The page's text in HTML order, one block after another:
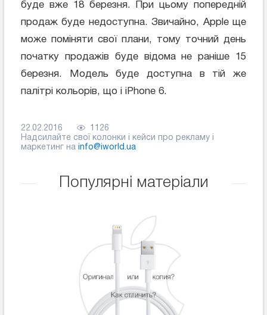
буде вже 18 березня. При цьому попередній
продаж буде недоступна. Звичайно, Apple ще
може поміняти свої плани, тому точний день
початку продажів буде відома не раніше 15
березня. Модель буде доступна в тій же
палітрі кольорів, що і iPhone 6.
22.02.2016
1126
Надсилайте свої колонки і кейси про рекламу і
маркетинг на
info@iworld.ua
Популярні матеріали